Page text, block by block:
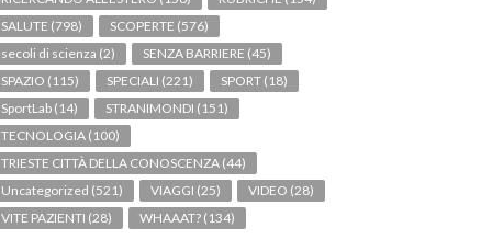
SALUTE (798) SCOPERTE (576)
secoli di scienza (2) SENZA BARRIERE (45)
SPAZIO (115) SPECIALI (221) SPORT (18)
SportLab (14) STRANIMONDI (151)
TECNOLOGIA (100)
TRIESTE CITTÀ DELLA CONOSCENZA (44)
Uncategorized (521) VIAGGI (25) VIDEO (28)
VITE PAZIENTI (28) WHAAAT? (134)